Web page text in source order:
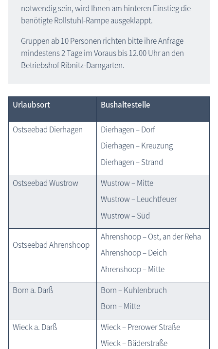
notwendig sein, wird Ihnen am hinteren Einstieg die
benötigte Rollstuhl-Rampe ausgeklappt.
Gruppen ab 10 Personen richten bitte ihre Anfrage
mindestens 2 Tage im Voraus bis 12.00 Uhr an den
Betriebshof Ribnitz-Damgarten.
Urlaubsort Bushaltestelle
Ostseebad Dierhagen
Dierhagen – Dorf
Dierhagen – Kreuzung
Dierhagen – Strand
Ostseebad Wustrow
Wustrow – Mitte
Wustrow – Leuchtfeuer
Wustrow – Süd
Ostseebad Ahrenshoop
Ahrenshoop – Ost, an der Reha
Ahrenshoop – Deich
Ahrenshoop – Mitte
Born a. Darß
Born – Kuhlenbruch
Born – Mitte
Wieck a. Darß
Wieck – Prerower Straße
Wieck – Bäderstraße